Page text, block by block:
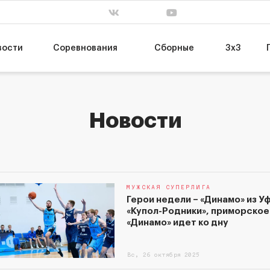
63
сб, 31 янв. завершен
55
Соревнования Сборные 3х3
Новости
МУЖСКАЯ СУПЕРЛИГА
Герои недели – «Динамо» из
«Купол-Родники», приморское
«Динамо» идет ко дну
Вс, 26 октября 2025